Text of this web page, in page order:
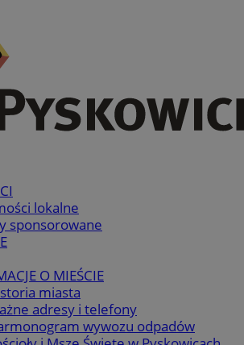
lokalne
sponsorowane
O MIEŚCIE
miasta
adresy i telefony
wywozu odpadów